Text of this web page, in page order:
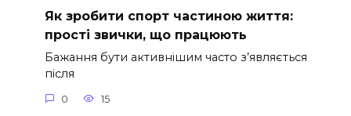
Як зробити спорт частиною життя:
прості звички, що працюють
Бажання бути активнішим часто з’являється
після
0 15